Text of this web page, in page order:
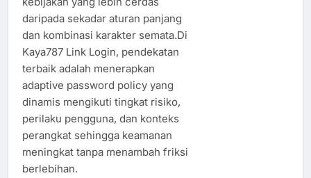
daripada sekadar aturan panjang
dan kombinasi karakter semata.Di
Kaya787 Link Login, pendekatan
terbaik adalah menerapkan
adaptive password policy yang
dinamis mengikuti tingkat risiko,
perilaku pengguna, dan konteks
perangkat sehingga keamanan
meningkat tanpa menambah friksi
berlebihan.